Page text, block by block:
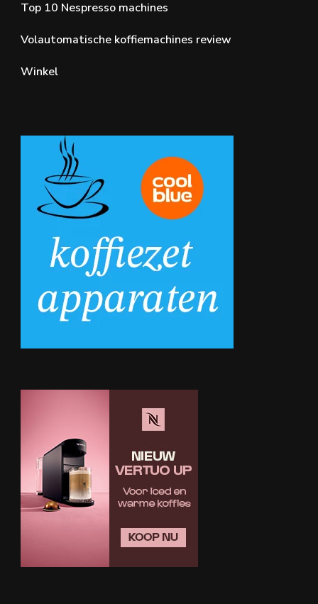
Top 10 Nespresso machines
Volautomatische koffiemachines review
Winkel